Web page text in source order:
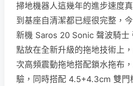
掃地機器人這幾年的進步速度
到基座自清潔都已經很完整，
新機 Saros 20 Sonic 聲波騎士
點放在全新升級的拖地技術上
次高頻震動拖地搭配鎖水拖布
驗，同時搭配 4.5+4.3cm 雙門